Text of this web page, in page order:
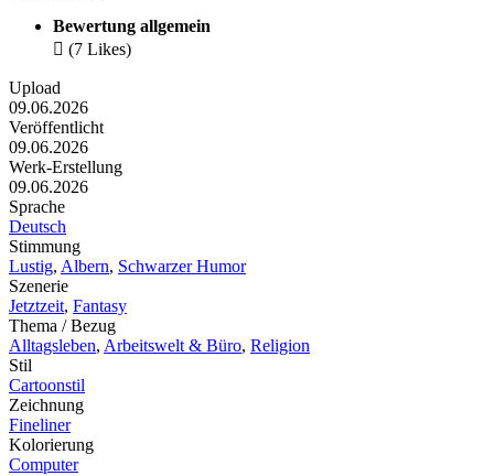
Bewertung allgemein
 (7 Likes)
Upload
09.06.2026
Veröffentlicht
09.06.2026
Werk-Erstellung
09.06.2026
Sprache
Deutsch
Stimmung
Lustig, Albern, Schwarzer Humor
Szenerie
Jetztzeit, Fantasy
Thema / Bezug
Alltagsleben, Arbeitswelt & Büro, Religion
Stil
Cartoonstil
Zeichnung
Fineliner
Kolorierung
Computer